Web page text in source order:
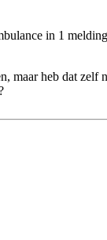
in 1
maar heb dat zelf